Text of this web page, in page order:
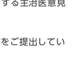
る主治医意見
ご提出してい